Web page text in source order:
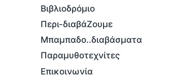
Βιβλιοδρόμιο
Περι-διαβάΖουμε
Μπαμπαδο..διαβάσματα
Παραμυθοτεχνίτες
Επικοινωνία